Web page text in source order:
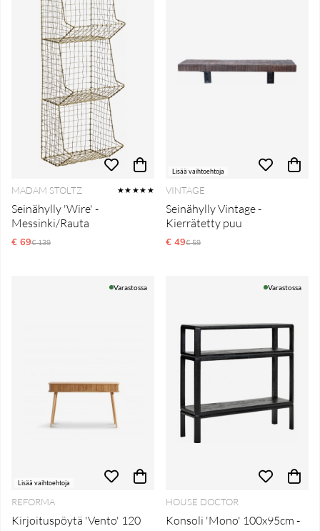
MADAM STOLTZ ★★★★★
Seinähylly 'Wire' -
Messinki/Rauta
€ 69Normaali hinta
€ 139
Lisää vaihtoehtoja
VINTAGE
Seinähylly Vintage -
Kierrätetty puu
€ 49Normaali hinta
€ 59
Lisää vaihtoehtoja
Varastossa
REFORMA
Kirjoituspöytä 'Vento' 120
Varastossa
HOUSE DOCTOR
Konsoli 'Mono' 100x95cm -